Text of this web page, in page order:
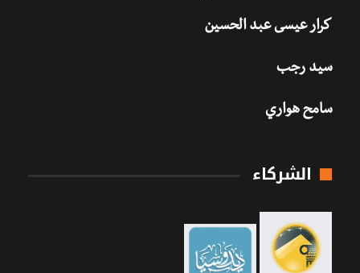
كرار عيسى عبد الحسين
سيد رجب
سامح هواري
الشركاء